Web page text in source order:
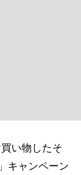
い物したそ
キャンペーン